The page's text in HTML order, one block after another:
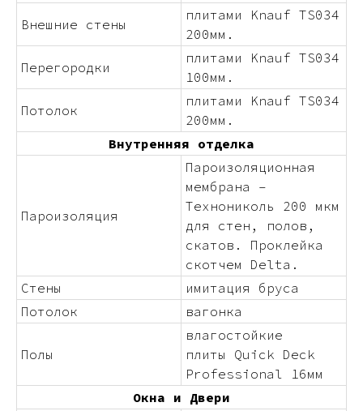
Внешние стены
плитами Knauf TS034
200мм.
Перегородки
плитами Knauf TS034
100мм.
Потолок
плитами Knauf TS034
200мм.
Внутренняя отделка
Пароизоляция
Пароизоляционная
мембрана –
Технониколь 200 мкм
для стен, полов,
скатов. Проклейка
скотчем Delta.
Стены
имитация бруса
Потолок
вагонка
Полы
влагостойкие
плиты Quick Deck
Professional 16мм
Окна и Двери